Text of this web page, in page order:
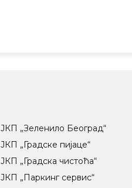
ЈКП „Зеленило Београд“
ЈКП „Градске пијаце“
ЈКП „Градска чистоћа“
ЈКП „Паркинг сервис“